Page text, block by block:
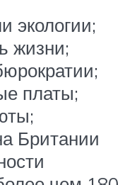
экологии;
жизни;
платы;
Британии